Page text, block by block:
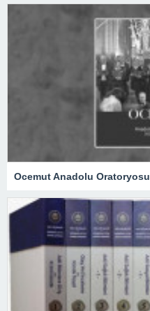
Ocemut Anadolu Oratoryosu